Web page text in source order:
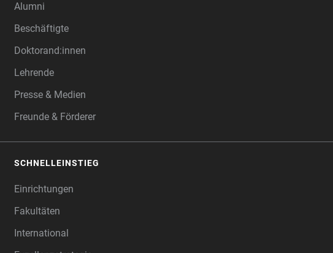
Alumni
Beschäftigte
Doktorand:innen
Lehrende
Presse & Medien
Freunde & Förderer
SCHNELLEINSTIEG
Einrichtungen
Fakultäten
International